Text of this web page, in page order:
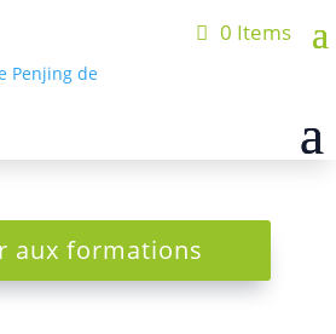
0 Items
aux formations